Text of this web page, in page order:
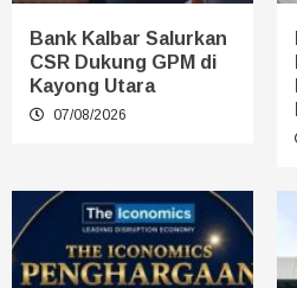
Bank Kalbar Salurkan
CSR Dukung GPM di
Kayong Utara
07/08/2026